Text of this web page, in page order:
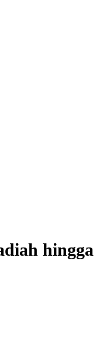
hingga